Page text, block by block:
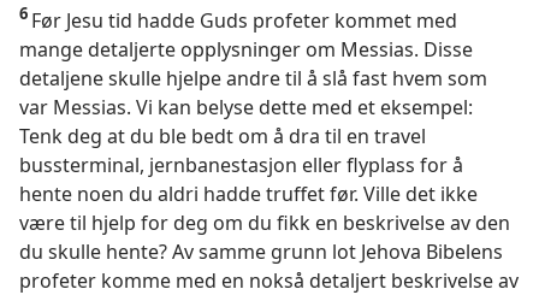
6 Før Jesu tid hadde Guds profeter kommet med
mange detaljerte opplysninger om Messias. Disse
detaljene skulle hjelpe andre til å slå fast hvem som
var Messias. Vi kan belyse dette med et eksempel:
Tenk deg at du ble bedt om å dra til en travel
bussterminal, jernbanestasjon eller flyplass for å
hente noen du aldri hadde truffet før. Ville det ikke
være til hjelp for deg om du fikk en beskrivelse av den
du skulle hente? Av samme grunn lot Jehova Bibelens
profeter komme med en nokså detaljert beskrivelse av